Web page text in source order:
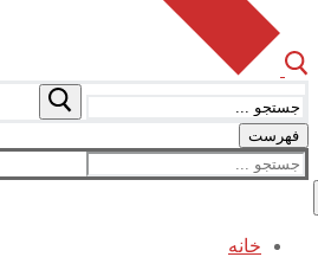
برای:
فهرست
جستجو
برای:
خانه